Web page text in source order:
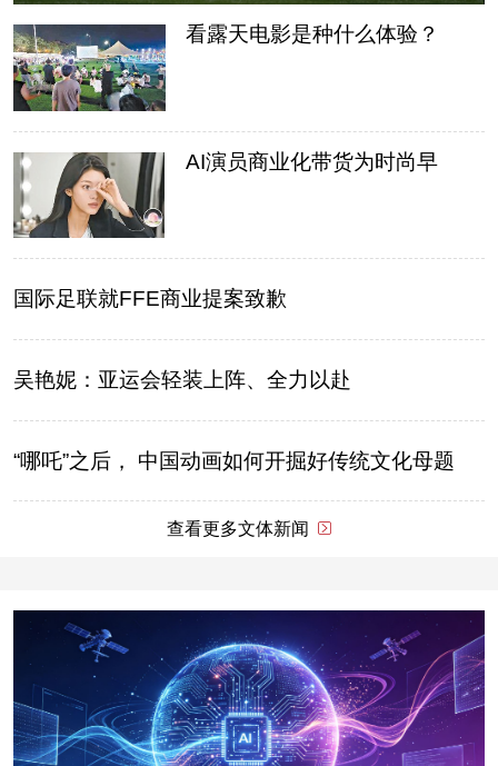
看露天电影是种什么体验？
AI演员商业化带货为时尚早
国际足联就FFE商业提案致歉
吴艳妮：亚运会轻装上阵、全力以赴
“哪吒”之后， 中国动画如何开掘好传统文化母题
查看更多文体新闻